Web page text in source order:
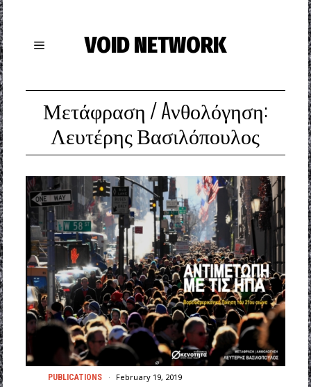
VOID NETWORK
Μετάφραση / Aνθολόγηση:
Λευτέρης Βασιλόπουλος
PUBLICATIONS February 19, 2019